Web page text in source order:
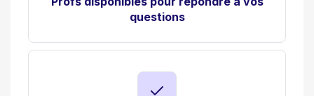
questions